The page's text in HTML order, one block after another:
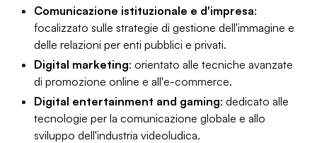
Comunicazione istituzionale e d'impresa:
focalizzato sulle strategie di gestione dell'immagine e
delle relazioni per enti pubblici e privati.
Digital marketing: orientato alle tecniche avanzate
di promozione online e all'e-commerce.
Digital entertainment and gaming: dedicato alle
tecnologie per la comunicazione globale e allo
sviluppo dell'industria videoludica.